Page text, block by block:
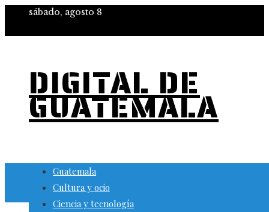
sábado, agosto 8
DIGITAL DE
GUATEMALA
Guatemala
Cultura y ocio
Ciencia y tecnología